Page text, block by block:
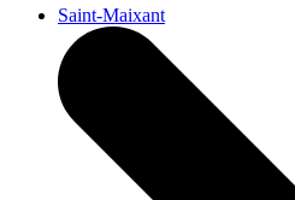
Saint-Maixant